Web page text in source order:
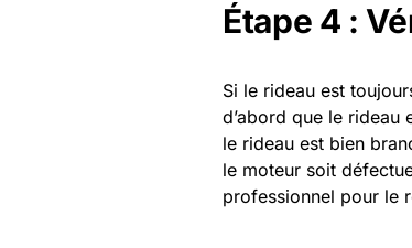
Étape 4 :
Si le rideau est
d’abord que le rideau
le rideau est bien
le moteur soit
professionnel pour le